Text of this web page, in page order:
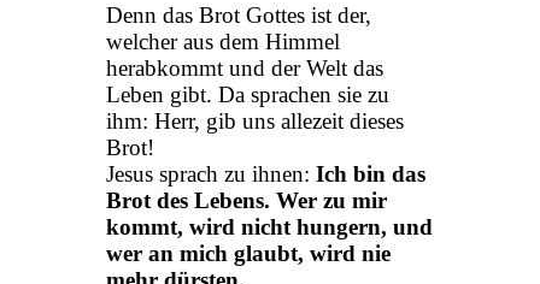
Denn das Brot Gottes ist der,
welcher aus dem Himmel
herabkommt und der Welt das
Leben gibt. Da sprachen sie zu
ihm: Herr, gib uns allezeit dieses
Brot!
Jesus sprach zu ihnen: Ich bin das
Brot des Lebens. Wer zu mir
kommt, wird nicht hungern, und
wer an mich glaubt, wird nie